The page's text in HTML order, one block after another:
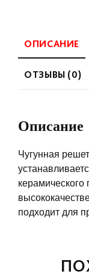
ОПИСАНИЕ
ОТЗЫВЫ (0)
Описание
Чугунная
керамического
подходит для